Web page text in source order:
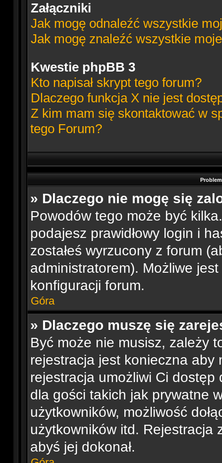
Załączniki
Jak mogę odnaleźć wszystkie
Jak mogę znaleźć wszystkie
Kwestie phpBB 3
Kto napisał skrypt tego forum?
Dlaczego funkcja X nie jest
Z kim mam się skontaktować w
tego Forum?
» Dlaczego nie mogę się
Powodów tego może być
podajesz prawidłowy login i
zostałeś wyrzucony z forum
administratorem). Możliwe
konfiguracji forum.
Góra
» Dlaczego muszę się
Być może nie musisz, zależy
rejestracja jest konieczna aby
rejestracja umożliwi Ci
dla gości takich jak prywatne
użytkowników, możliwość
użytkowników itd. Rejestracja
abyś jej dokonał.